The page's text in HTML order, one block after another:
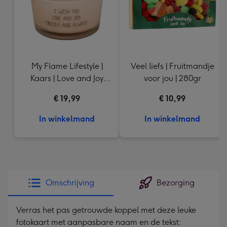
My Flame Lifestyle |
Kaars | Love and Joy
€ 19,99
In winkelmand
Veel liefs | Fruitmandje
voor jou | 280gr
€ 10,99
In winkelmand
Omschrijving Bezorging
Verras het pas getrouwde koppel met deze leuke
fotokaart met aanpasbare naam en de tekst: